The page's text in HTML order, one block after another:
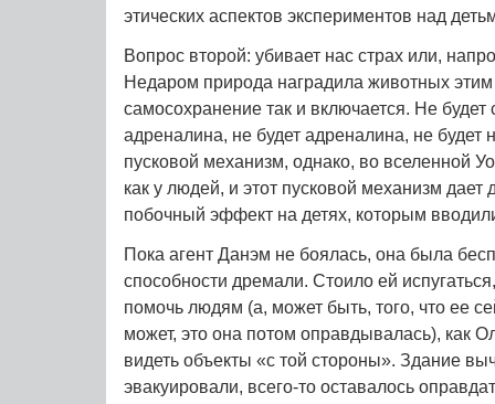
этических аспектов экспериментов над
Вопрос второй: убивает нас страх или,
Недаром природа наградила животных
самосохранение так и включается. Не будет
адреналина, не будет адреналина, не будет
пусковой механизм, однако, во вселенной
как у людей, и этот пусковой механизм дает
побочный эффект на детях, которым
Пока агент Данэм не боялась, она была
способности дремали. Стоило ей
помочь людям (а, может быть, того, что ее
может, это она потом оправдывалась), как
видеть объекты «с той стороны». Здание
эвакуировали, всего-то оставалось